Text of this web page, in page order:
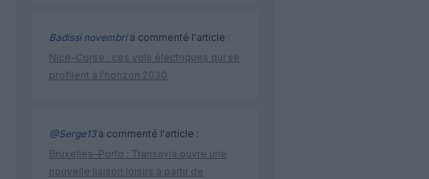
Badissi novembria commenté l'article :
Nice–Corse : ces vols électriques qui se
profilent à l’horizon 2030
@Serge13a commenté l'article :
Bruxelles–Porto : Transavia ouvre une
nouvelle liaison loisirs à partir de